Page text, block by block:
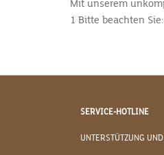
Mit unserem
1 Bitte beachten
SERVICE-HOTLINE
UNTERSTÜTZUNG